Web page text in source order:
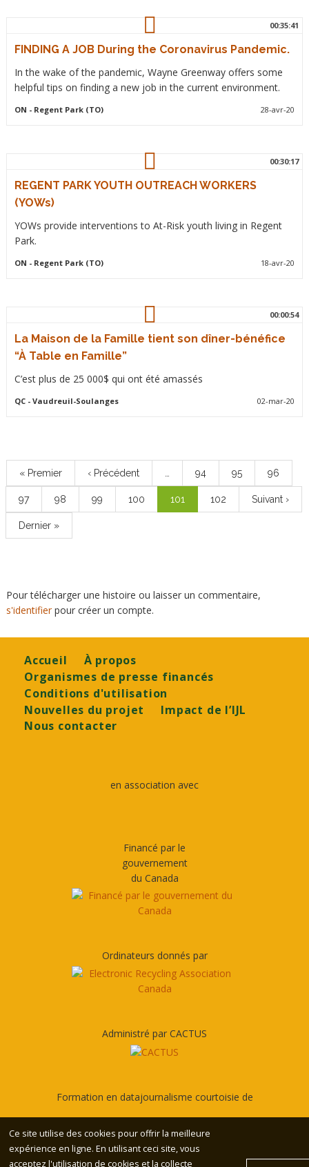
00:35:41
FINDING A JOB During the Coronavirus Pandemic.
In the wake of the pandemic, Wayne Greenway offers some
helpful tips on finding a new job in the current environment.
ON - Regent Park (TO) 28-avr-20
00:30:17
REGENT PARK YOUTH OUTREACH WORKERS
(YOWs)
YOWs provide interventions to At-Risk youth living in Regent
Park.
ON - Regent Park (TO) 18-avr-20
00:00:54
La Maison de la Famille tient son dîner-bénéfice
“À Table en Famille”
C’est plus de 25 000$ qui ont été amassés
QC- Vaudreuil-Soulanges 02-mar-20
Première
page
« Premier
Page
précédente
‹ Précédent Page
94 Page
95 Page
96
Page
97 Page
98 Page
99 Page
100
Page
courante
101 Page
102
Page
suivante
Suivant ›
Dernière
page
Dernier »
Pour télécharger une histoire ou laisser un commentaire,
s'identifierpour créer un compte.
Footer
Accueil
À propos
Organismes de presse financés
Conditions d'utilisation
Nouvelles du projet
Impact de l’IJL
Nous contacter
en association avec
Financé par le
gouvernement
du Canada
Ordinateurs donnés par
Administré par CACTUS
Formation en datajournalisme courtoisie de
Ce site utilise des cookies pour offrir la meilleure
expérience en ligne. En utilisant ceci site, vous
acceptez l'utilisation de cookies et la collecte